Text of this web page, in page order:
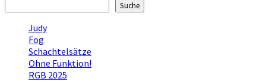
Suche
Judy
Fog
Schachtelsätze
Ohne Funktion!
RGB 2025